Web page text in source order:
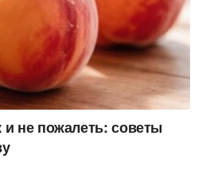
и не пожалеть: советы